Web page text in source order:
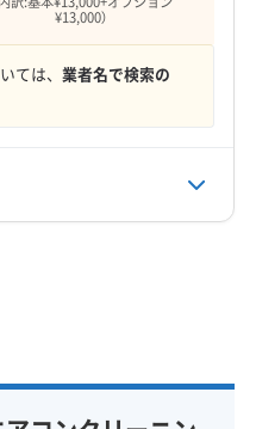
¥13,000）
ては、 業者名で検索の